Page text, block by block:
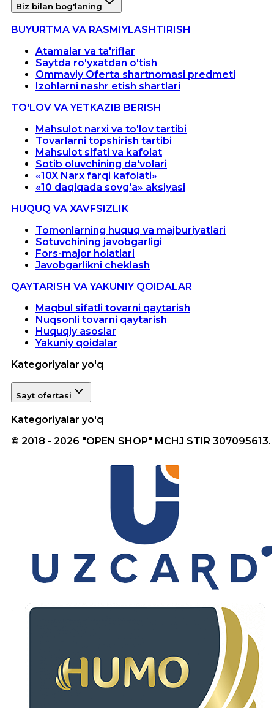
Biz bilan bog'laning
BUYURTMA VA RASMIYLASHTIRISH
Atamalar va ta'riflar
Saytda ro'yxatdan o'tish
Ommaviy Oferta shartnomasi predmeti
Izohlarni nashr etish shartlari
TO'LOV VA YETKAZIB BERISH
Mahsulot narxi va to'lov tartibi
Tovarlarni topshirish tartibi
Mahsulot sifati va kafolat
Sotib oluvchining da'volari
«10X Narx farqi kafolati»
«10 daqiqada sovg'a» aksiyasi
HUQUQ VA XAVFSIZLIK
Tomonlarning huquq va majburiyatlari
Sotuvchining javobgarligi
Fors-major holatlari
Javobgarlikni cheklash
QAYTARISH VA YAKUNIY QOIDALAR
Maqbul sifatli tovarni qaytarish
Nuqsonli tovarni qaytarish
Huquqiy asoslar
Yakuniy qoidalar
Kategoriyalar yo'q
Sayt ofertasi
Kategoriyalar yo'q
© 2018 - 2026 "OPEN SHOP" MCHJ STIR 307095613.